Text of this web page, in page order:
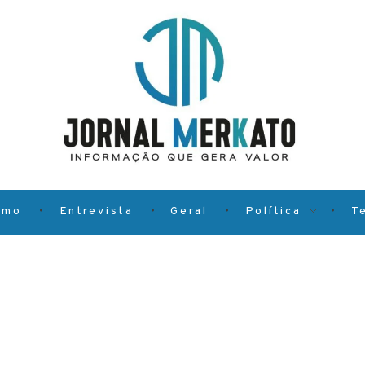
Entrevista Geral Política